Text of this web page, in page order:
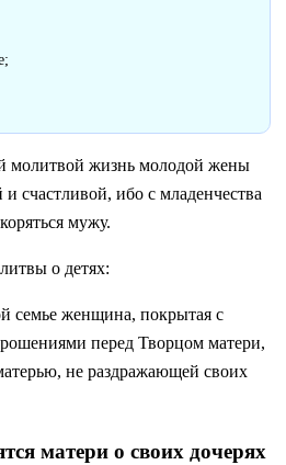
молитвой жизнь молодой жены
и счастливой, ибо с младенчества
мужу.
о детях:
семье женщина, покрытая с
перед Творцом матери,
не раздражающей своих
матери о своих дочерях